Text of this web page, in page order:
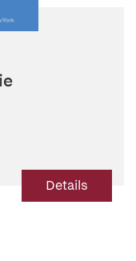
Details